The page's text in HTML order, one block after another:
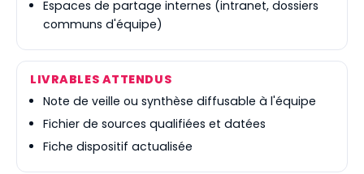
Espaces de partage internes (intranet, dossiers
communs d'équipe)
LIVRABLES ATTENDUS
Note de veille ou synthèse diffusable à l'équipe
Fichier de sources qualifiées et datées
Fiche dispositif actualisée